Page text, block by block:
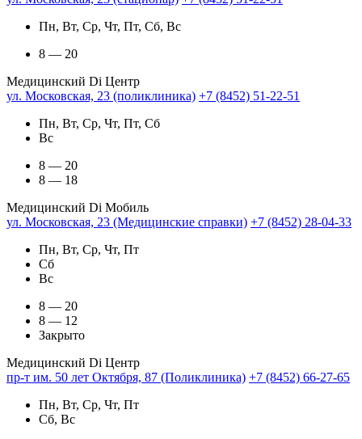
Пн, Вт, Ср, Чт, Пт, Сб, Вс
8 — 20
Медицинский Di Центр
ул. Московская, 23 (поликлиника) +7 (8452) 51-22-51
Пн, Вт, Ср, Чт, Пт, Сб
Вс
8 — 20
8 — 18
Медицинский Di Мобиль
ул. Московская, 23 (Медицинские справки) +7 (8452) 28-04-33
Пн, Вт, Ср, Чт, Пт
Сб
Вс
8 — 20
8 — 12
Закрыто
Медицинский Di Центр
пр-т им. 50 лет Октября, 87 (Поликлиника) +7 (8452) 66-27-65
Пн, Вт, Ср, Чт, Пт
Сб, Вс